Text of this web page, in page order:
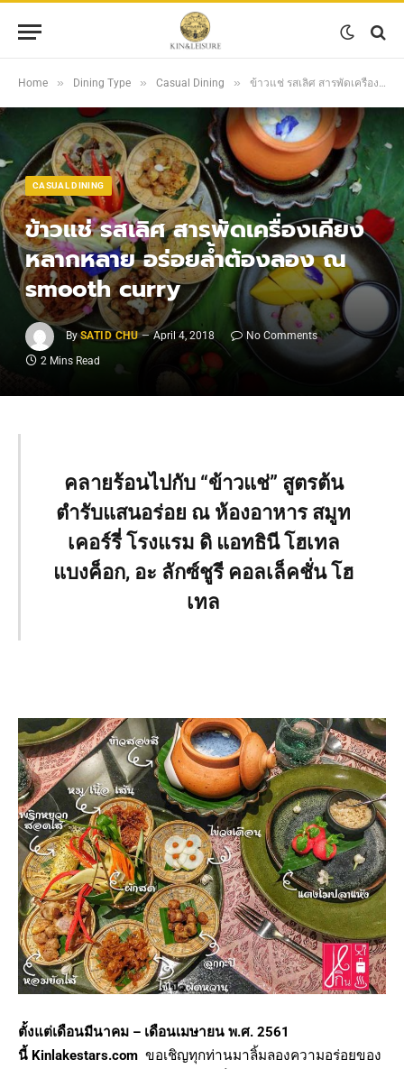
Home » Dining Type » Casual Dining » ข้าวแช่ รสเลิศ สารพัดเครื่องเคียงหลากหลาย อร่อยล้ำต้องลอง ณ smooth curry
CASUAL DINING
ข้าวแช่ รสเลิศ สารพัดเครื่องเคียง
หลากหลาย อร่อยล้ำต้องลอง ณ
smooth curry
By SATID CHU April 4, 2018
No Comments
2 Mins Read
คลายร้อนไปกับ “ข้าวแช่” สูตรต้น
ตำรับแสนอร่อย ณ ห้องอาหาร สมูท
เคอร์รี่โรงแรม ดิ แอทธินี โฮเทล
แบงค็อก, อะ ลักซ์ชูรี คอลเล็คชั่น โฮ
เทล
ตั้งแต่เดือนมีนาคม – เดือนเมษายน พ.ศ. 2561
นี้ Kinlakestars.com ขอเชิญทุกท่านมาลิ้มลองความอร่อยของ